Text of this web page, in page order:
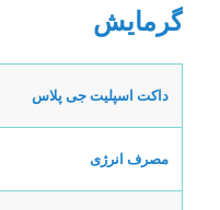
گرمایش
داکت اسپلیت جی پلاس
مصرف انرژی